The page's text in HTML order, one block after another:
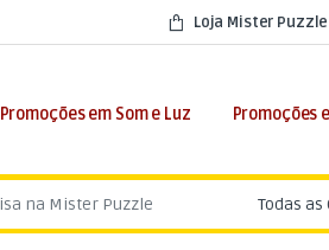
Loja Mister Puzzle
Promoções em Som e Luz Promoções